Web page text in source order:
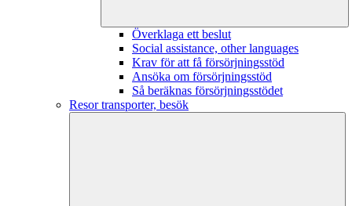
Överklaga ett beslut
Social assistance, other languages
Krav för att få försörjningsstöd
Ansöka om försörjningsstöd
Så beräknas försörjningsstödet
Resor transporter, besök